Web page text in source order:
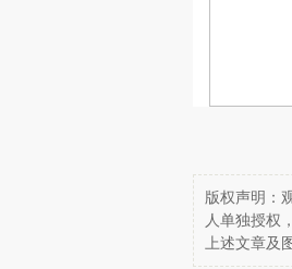
版权声明：
人单独授权
上述文章及